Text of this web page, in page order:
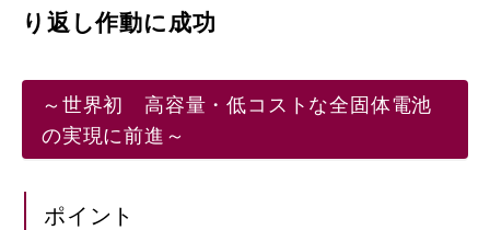
り返し作動に成功
～世界初 ⾼容量・低コストな全固体電池
の実現に前進～
ポイント